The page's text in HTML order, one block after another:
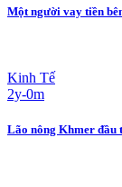
Một người vay tiền
Kinh Tế
2y-0m
Lão nông Khmer đầu